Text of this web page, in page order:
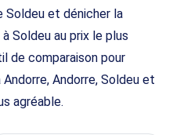
Soldeu et dénicher la
Soldeu au prix le plus
comparaison pour
Andorre, Soldeu et
agréable.